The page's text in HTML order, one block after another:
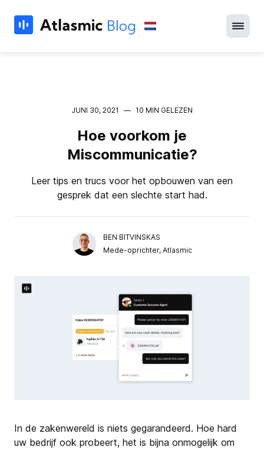
JUNI 30, 2021 — 10 MIN GELEZEN
Hoe voorkom je
Miscommunicatie?
Leer tips en trucs voor het opbouwen van een
gesprek dat een slechte start had.
BEN BITVINSKAS
Mede-oprichter, Atlasmic
In de zakenwereld is niets gegarandeerd. Hoe hard
uw bedrijf ook probeert, het is bijna onmogelijk om